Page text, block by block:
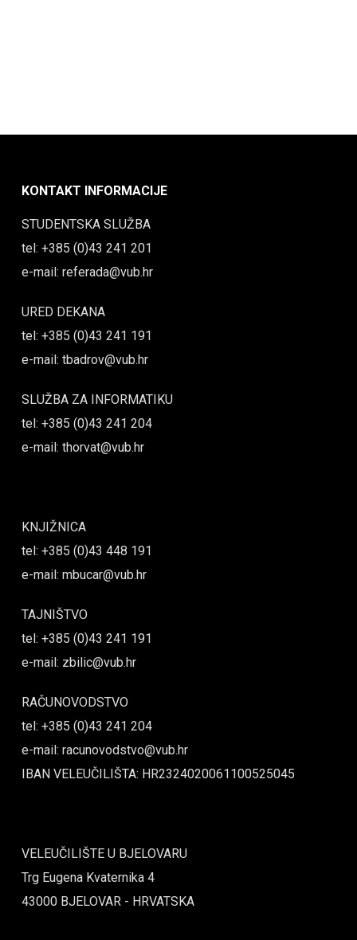
KONTAKT INFORMACIJE
STUDENTSKA SLUŽBA
tel: +385 (0)43 241 201
e-mail: referada@vub.hr
URED DEKANA
tel: +385 (0)43 241 191
e-mail: tbadrov@vub.hr
SLUŽBA ZA INFORMATIKU
tel: +385 (0)43 241 204
e-mail: thorvat@vub.hr
KNJIŽNICA
tel: +385 (0)43 448 191
e-mail: mbucar@vub.hr
TAJNIŠTVO
tel: +385 (0)43 241 191
e-mail: zbilic@vub.hr
RAČUNOVODSTVO
tel: +385 (0)43 241 204
e-mail: racunovodstvo@vub.hr
IBAN VELEUČILIŠTA: HR2324020061100525045
VELEUČILIŠTE U BJELOVARU
Trg Eugena Kvaternika 4
43000 BJELOVAR - HRVATSKA